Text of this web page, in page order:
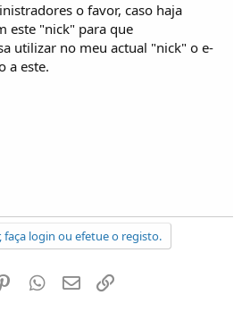
o favor, caso haja
este "nick" para que
utilizar no meu actual "nick" o e-
a este.
faça login ou efetue o registo.
PinterestWhatsapp
Email